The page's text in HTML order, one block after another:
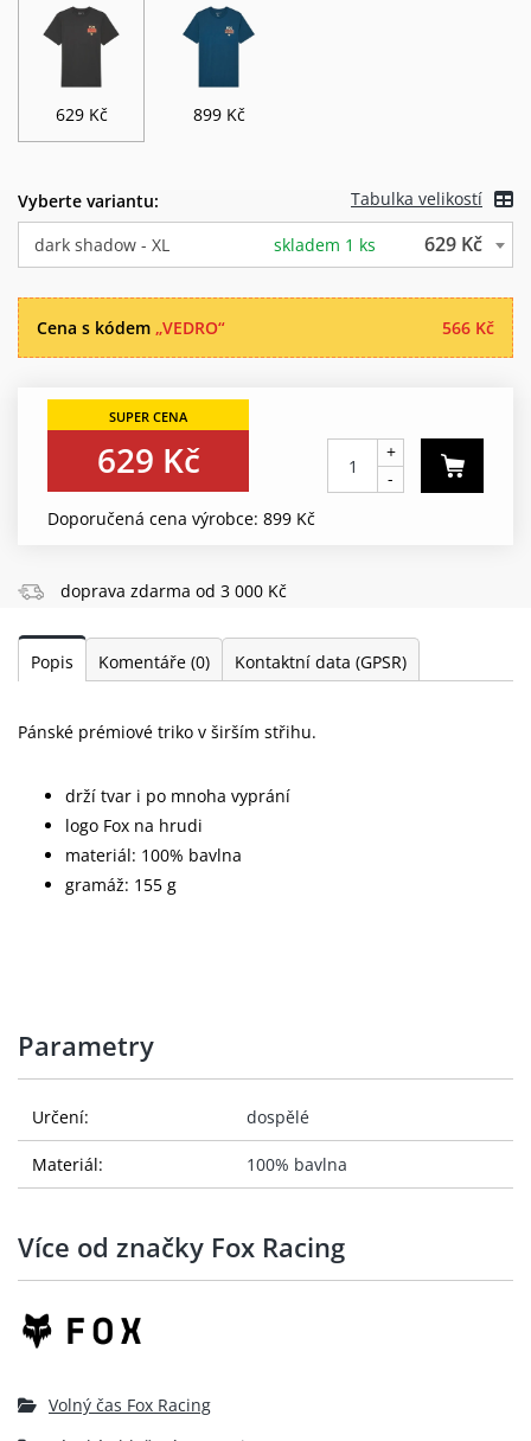
629 Kč 899 Kč
Vyberte variantu: Tabulka velikostí
dark shadow - XL skladem 1 ks 629 Kč
566 Kč
Cena s kódem „VEDRO“
629 Kč
Doporučená cena výrobce: 899 Kč
+
-
doprava zdarma od 3 000 Kč
Popis Komentáře (0) Kontaktní data (GPSR)
Pánské prémiové triko v širším střihu.
drží tvar i po mnoha vyprání
logo Fox na hrudi
materiál: 100% bavlna
gramáž: 155 g
Parametry
Určení: dospělé
Materiál: 100% bavlna
Více od značky Fox Racing
Volný čas Fox Racing